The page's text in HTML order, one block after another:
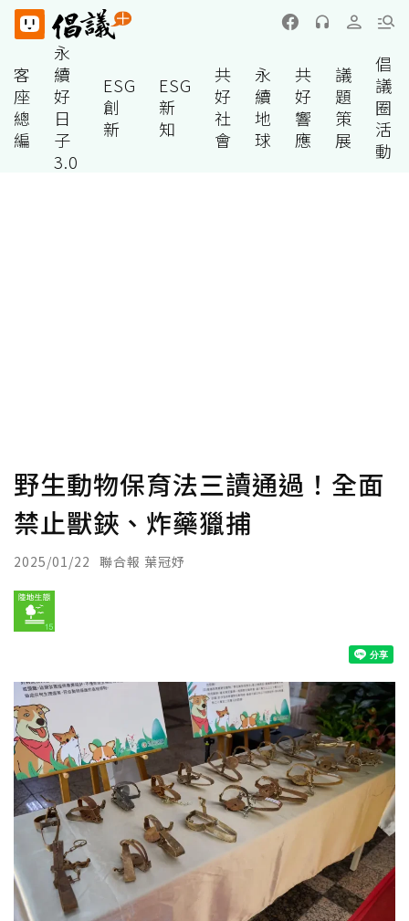
客
座
總
編
永
續
好
日
子
3.0
ESG
創
新
ESG
新
知
共
好
社
會
永
續
地
球
共
好
響
應
議
題
策
展
倡
議
圈
活
動
野生動物保育法三讀通過！全面
禁止獸鋏、炸藥獵捕
2025/01/22 聯合報 葉冠妤